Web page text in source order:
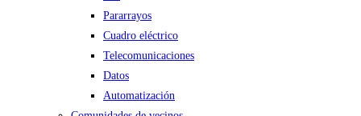
Pararrayos
Cuadro eléctrico
Telecomunicaciones
Datos
Automatización